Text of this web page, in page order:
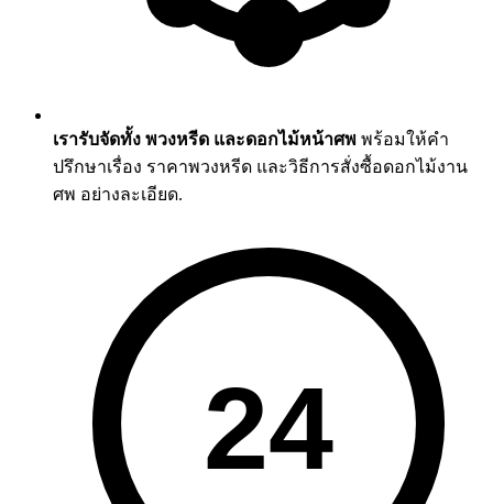
เรารับจัดทั้ง พวงหรีด และดอกไม้หน้าศพ พร้อมให้คำ
ปรึกษาเรื่อง ราคาพวงหรีด และวิธีการสั่งซื้อดอกไม้งาน
ศพ อย่างละเอียด.
24